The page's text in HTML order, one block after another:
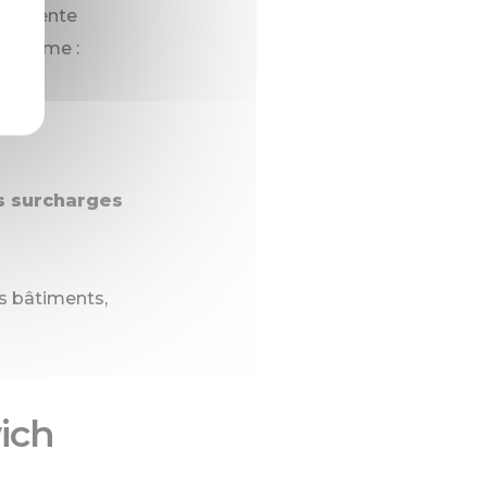
:
surcharges
bâtiments,